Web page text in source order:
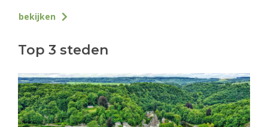
bekijken
Top 3 steden